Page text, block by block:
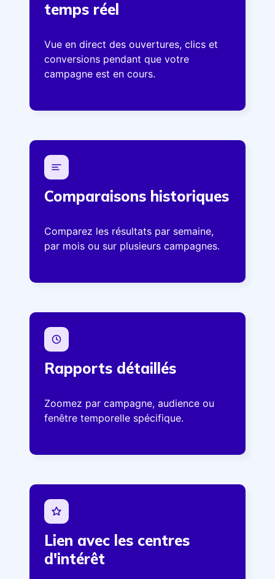
temps réel
Vue en direct des ouvertures, clics et
conversions pendant que votre
campagne est en cours.
Comparaisons historiques
Comparez les résultats par semaine,
par mois ou sur plusieurs campagnes.
Rapports détaillés
Zoomez par campagne, audience ou
fenêtre temporelle spécifique.
Lien avec les centres
d'intérêt